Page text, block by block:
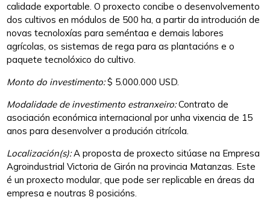
calidade exportable. O proxecto concibe o desenvolvemento
dos cultivos en módulos de 500 ha, a partir da introdución de
novas tecnoloxías para seméntaa e demais labores
agrícolas, os sistemas de rega para as plantacións e o
paquete tecnolóxico do cultivo.
Monto do investimento:$ 5.000.000 USD.
Modalidade de investimento estranxeiro:Contrato de
asociación económica internacional por unha vixencia de 15
anos para desenvolver a produción citrícola.
Localización(s):A proposta de proxecto sitúase na Empresa
Agroindustrial Victoria de Girón na provincia Matanzas. Este
é un proxecto modular, que pode ser replicable en áreas da
empresa e noutras 8 posicións.